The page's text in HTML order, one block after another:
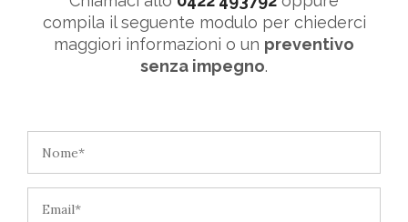
compila il seguente modulo per chiederci
maggiori informazioni o un preventivo
senza impegno.